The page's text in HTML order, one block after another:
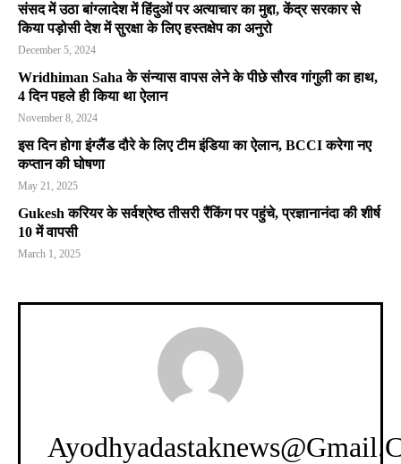
संसद में उठा बांग्लादेश में हिंदुओं पर अत्याचार का मुद्दा, केंद्र सरकार से
किया पड़ोसी देश में सुरक्षा के लिए हस्तक्षेप का अनुरो
December 5, 2024
Wridhiman Saha के संन्यास वापस लेने के पीछे सौरव गांगुली का हाथ,
4 दिन पहले ही किया था ऐलान
November 8, 2024
इस दिन होगा इंग्लैंड दौरे के लिए टीम इंडिया का ऐलान, BCCI करेगा नए
कप्तान की घोषणा
May 21, 2025
Gukesh करियर के सर्वश्रेष्ठ तीसरी रैंकिंग पर पहुंचे, प्रज्ञानानंदा की शीर्ष
10 में वापसी
March 1, 2025